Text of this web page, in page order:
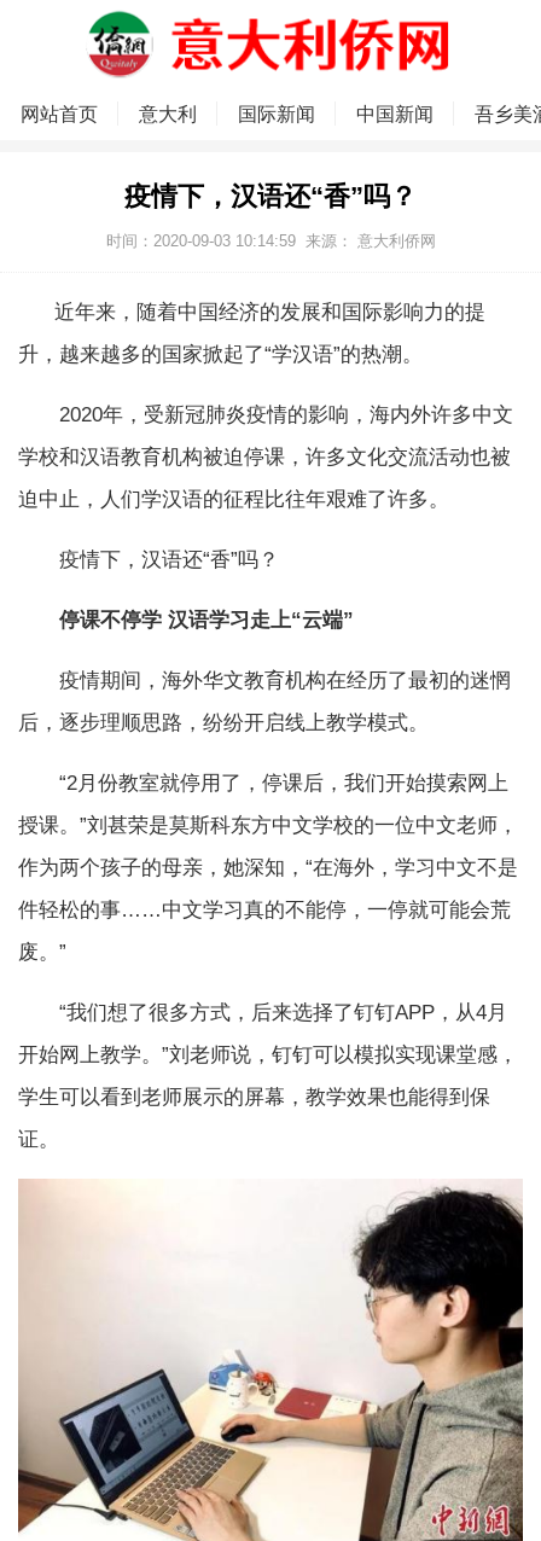
网站首页 意大利 国际新闻 中国新闻 吾乡美
疫情下，汉语还“香”吗？
时间：2020-09-03 10:14:59 来源： 意大利侨网
近年来，随着中国经济的发展和国际影响力的提
升，越来越多的国家掀起了“学汉语”的热潮。
2020年，受新冠肺炎疫情的影响，海内外许多中文
学校和汉语教育机构被迫停课，许多文化交流活动也被
迫中止，人们学汉语的征程比往年艰难了许多。
疫情下，汉语还“香”吗？
停课不停学 汉语学习走上“云端”
疫情期间，海外华文教育机构在经历了最初的迷惘
后，逐步理顺思路，纷纷开启线上教学模式。
“2月份教室就停用了，停课后，我们开始摸索网上
授课。”刘甚荣是莫斯科东方中文学校的一位中文老师，
作为两个孩子的母亲，她深知，“在海外，学习中文不是
件轻松的事……中文学习真的不能停，一停就可能会荒
废。”
“我们想了很多方式，后来选择了钉钉APP，从4月
开始网上教学。”刘老师说，钉钉可以模拟实现课堂感，
学生可以看到老师展示的屏幕，教学效果也能得到保
证。